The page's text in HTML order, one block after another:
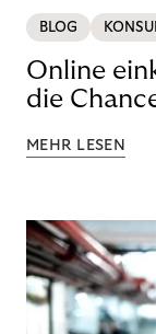
BLOG
Online
die
MEHR LESEN